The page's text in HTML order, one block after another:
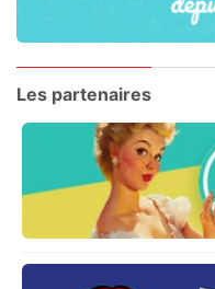
Les partenaires